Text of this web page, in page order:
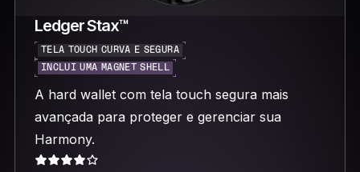
Ledger Stax™
TELA TOUCH CURVA E SEGURA
INCLUI UMA MAGNET SHELL
A hard wallet com tela touch segura mais
avançada para proteger e gerenciar sua
Harmony.